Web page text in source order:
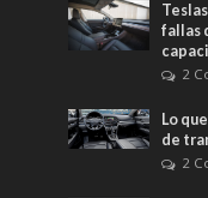
fallas
2
Lo
de
2